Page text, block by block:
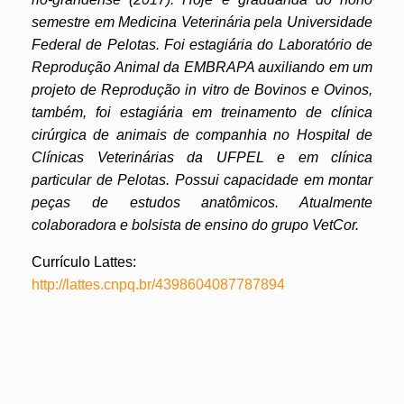
semestre em Medicina Veterinária pela Universidade
Federal de Pelotas. Foi estagiária do Laboratório de
Reprodução Animal da EMBRAPA auxiliando em um
projeto de Reprodução in vitro de Bovinos e Ovinos,
também, foi estagiária em treinamento de clínica
cirúrgica de animais de companhia no Hospital de
Clínicas Veterinárias da UFPEL e em clínica
particular de Pelotas. Possui capacidade em montar
peças de estudos anatômicos. Atualmente
colaboradora e bolsista de ensino do grupo VetCor.
Currículo Lattes:
http://lattes.cnpq.br/4398604087787894